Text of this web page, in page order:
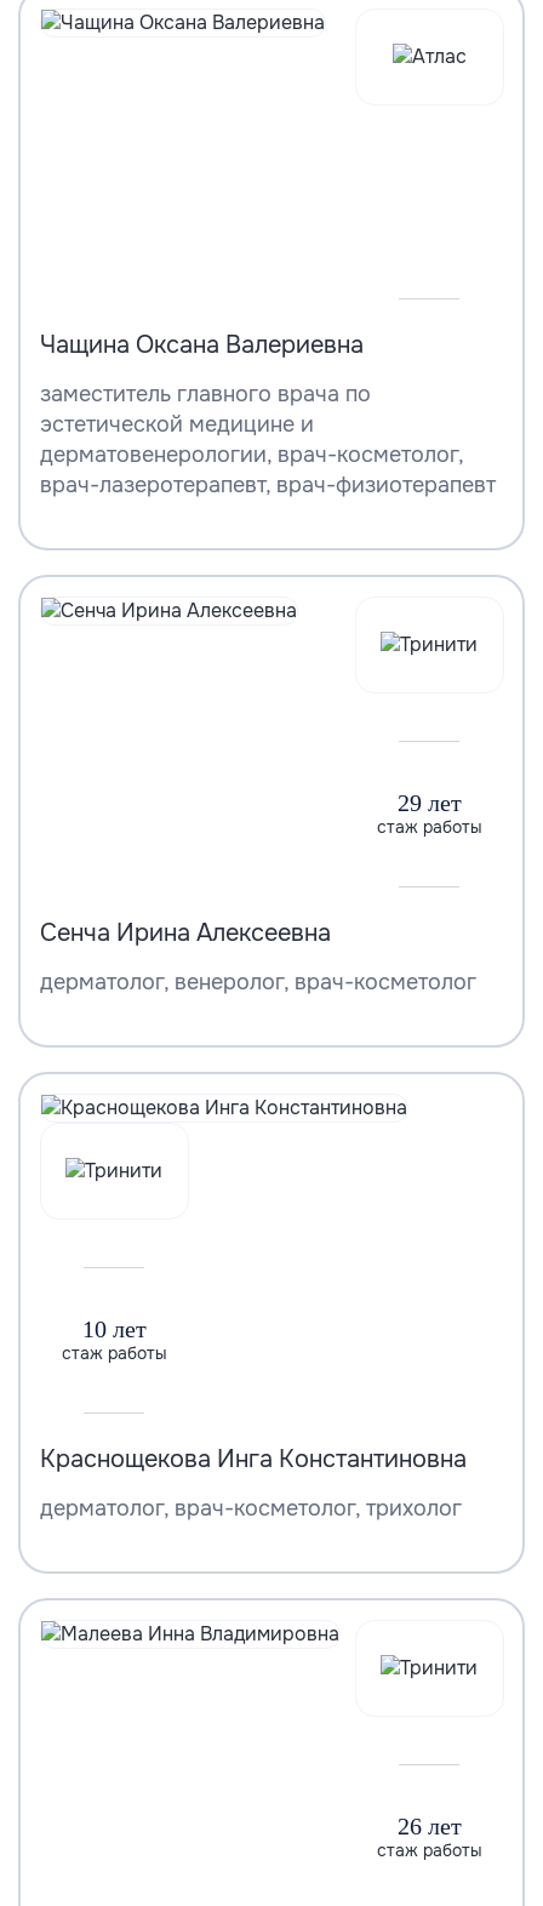
Чащина Оксана Валериевна
заместитель главного врача по
эстетической медицине и
дерматовенерологии, врач-косметолог,
врач-лазеротерапевт, врач-физиотерапевт
29 лет
стаж работы
Сенча Ирина Алексеевна
дерматолог, венеролог, врач-косметолог
10 лет
стаж работы
Краснощекова Инга Константиновна
дерматолог, врач-косметолог, трихолог
26 лет
стаж работы